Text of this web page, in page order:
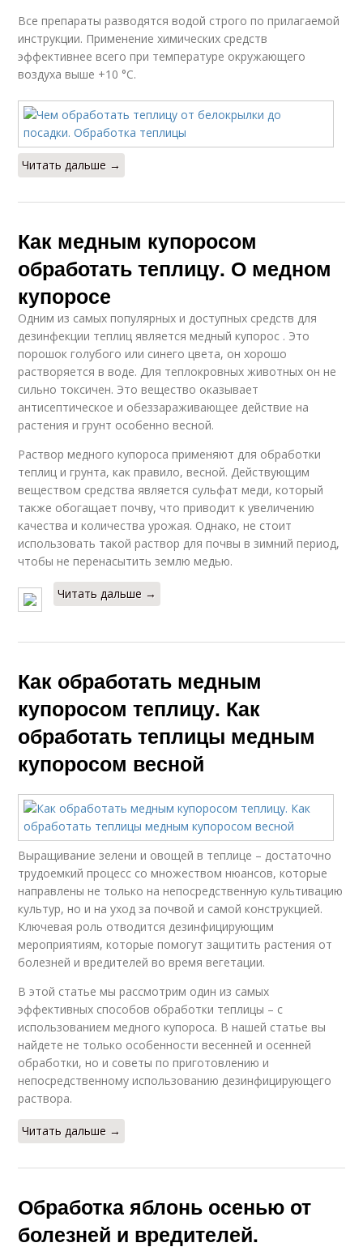
Все препараты разводятся водой строго по прилагаемой
инструкции. Применение химических средств
эффективнее всего при температуре окружающего
воздуха выше +10 °C.
Читать дальше →
Как медным купоросом
обработать теплицу. О медном
купоросе
Одним из самых популярных и доступных средств для
дезинфекции теплиц является медный купорос . Это
порошок голубого или синего цвета, он хорошо
растворяется в воде. Для теплокровных животных он не
сильно токсичен. Это вещество оказывает
антисептическое и обеззараживающее действие на
растения и грунт особенно весной.
Раствор медного купороса применяют для обработки
теплиц и грунта, как правило, весной. Действующим
веществом средства является сульфат меди, который
также обогащает почву, что приводит к увеличению
качества и количества урожая. Однако, не стоит
использовать такой раствор для почвы в зимний период,
чтобы не перенасытить землю медью.
Читать дальше →
Как обработать медным
купоросом теплицу. Как
обработать теплицы медным
купоросом весной
Выращивание зелени и овощей в теплице – достаточно
трудоемкий процесс со множеством нюансов, которые
направлены не только на непосредственную культивацию
культур, но и на уход за почвой и самой конструкцией.
Ключевая роль отводится дезинфицирующим
мероприятиям, которые помогут защитить растения от
болезней и вредителей во время вегетации.
В этой статье мы рассмотрим один из самых
эффективных способов обработки теплицы – с
использованием медного купороса. В нашей статье вы
найдете не только особенности весенней и осенней
обработки, но и советы по приготовлению и
непосредственному использованию дезинфицирующего
раствора.
Читать дальше →
Обработка яблонь осенью от
болезней и вредителей.